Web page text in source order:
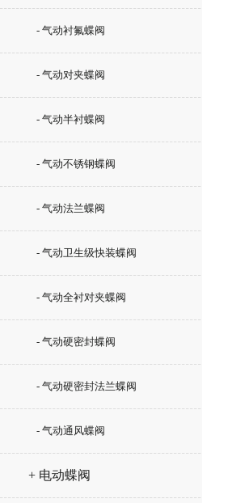
- 气动衬氟蝶阀
- 气动对夹蝶阀
- 气动半衬蝶阀
- 气动不锈钢蝶阀
- 气动法兰蝶阀
- 气动卫生级快装蝶阀
- 气动全衬对夹蝶阀
- 气动硬密封蝶阀
- 气动硬密封法兰蝶阀
- 气动通风蝶阀
+ 电动蝶阀